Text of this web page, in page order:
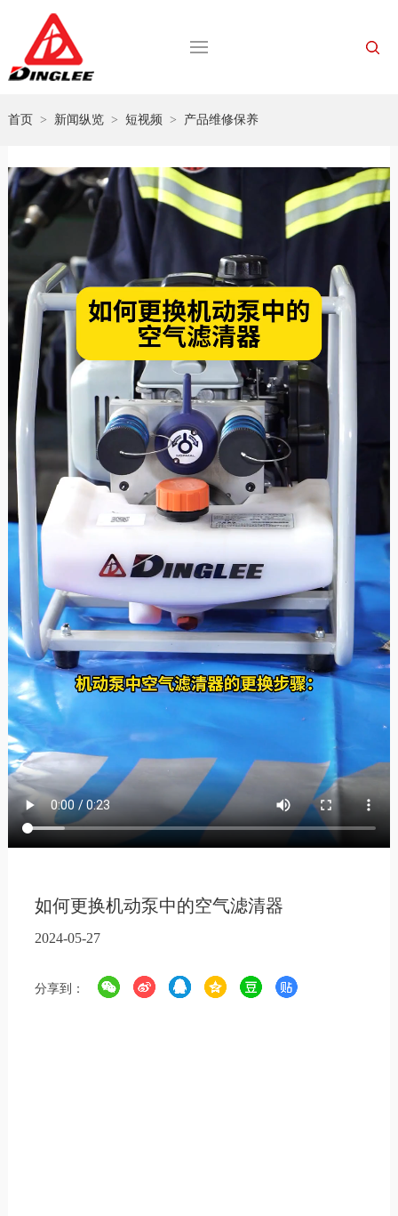
首页 > 新闻纵览> 短视频 > 产品维修保养
如何更换机动泵中的空气滤清器
2024-05-27
分享到：